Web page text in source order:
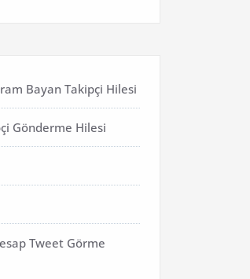
Bayan Takipçi Hilesi
Gönderme Hilesi
Tweet Görme